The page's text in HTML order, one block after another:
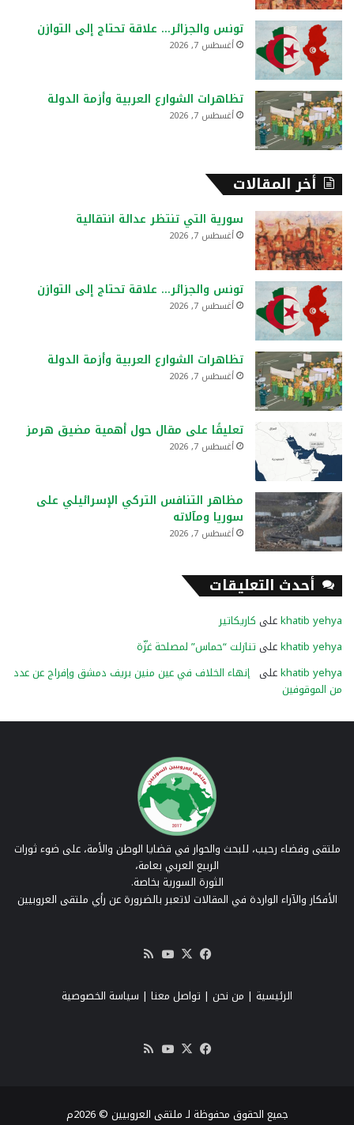
تونس والجزائر… علاقة تحتاج إلى التوازن
أغسطس 7, 2026
تظاهرات الشوارع العربية وأزمة الدولة
أغسطس 7, 2026
أخر المقالات
سورية التي تنتظر عدالة انتقالية
أغسطس 7, 2026
تونس والجزائر… علاقة تحتاج إلى التوازن
أغسطس 7, 2026
تظاهرات الشوارع العربية وأزمة الدولة
أغسطس 7, 2026
تعليقًا على مقال حول أهمية مضيق هرمز
أغسطس 7, 2026
مظاهر التنافس التركي الإسرائيلي على
سوريا ومآلاته
أغسطس 7, 2026
أحدث التعليقات
khatib yehyaعلى كاريكاتير
khatib yehyaعلى تنازلت “حماس” لمصلحة غزّة
khatib yehyaعلى إنهاء الخلاف في عين منين بريف دمشق وإفراج عن عدد
من الموقوفين
ملتقى وفضاء رحيب، للبحث والحوار في قضايا الوطن والأمة، على ضوء ثورات
الربيع العربي بعامة،
الثورة السورية بخاصة.
الأفكار والآراء الواردة في المقالات لاتعبر بالضرورة عن رأي ملتقى العروبيين
فيسبوك
‫X
‫YouTube
RSS
الرئيسية | من نحن | تواصل معنا | سياسة الخصوصية
فيسبوك
‫X
‫YouTube
جميع الحقوق محفوظة لـ ملتقى العروبيين © 2026م